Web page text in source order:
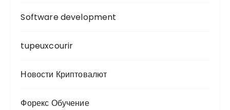
Software development
tupeuxcourir
Новости Криптовалют
Форекс Обучение